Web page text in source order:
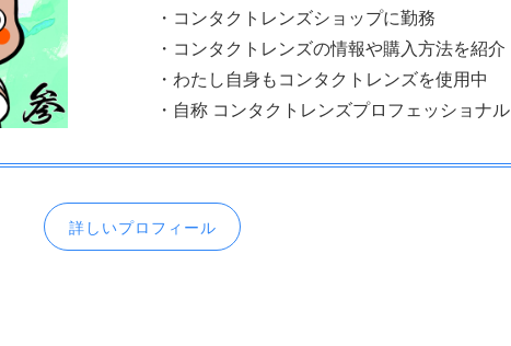
・コンタクトレンズショップに勤務
・コンタクトレンズの情報や購入方法を紹介
・わたし自身もコンタクトレンズを使用中
・自称 コンタクトレンズプロフェッショナル
詳しいプロフィール